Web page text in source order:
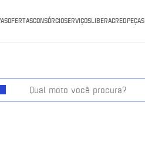
OFERTASCONSÓRCIOSERVIÇOSLIBERACREDPEÇAS